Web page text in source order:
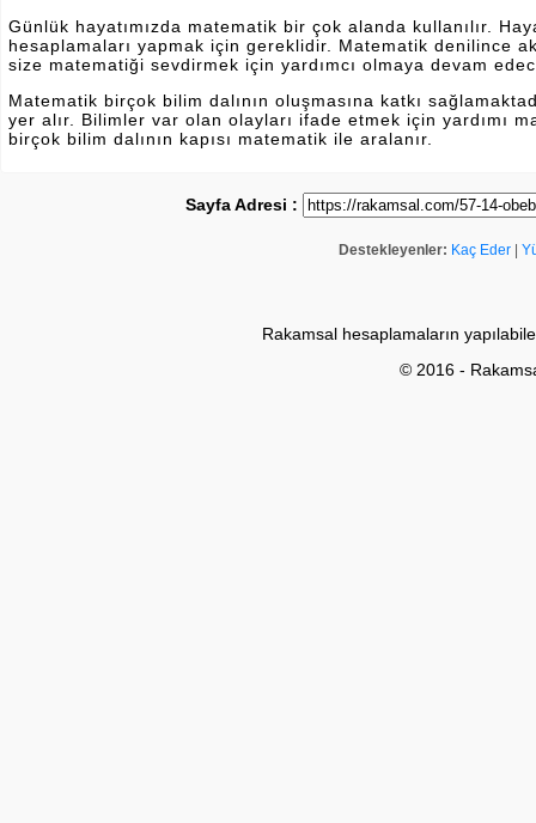
Günlük hayatımızda matematik bir çok alanda kullanılır.
hesaplamaları yapmak için gereklidir. Matematik denilince
size matematiği sevdirmek için yardımcı olmaya devam
Matematik birçok bilim dalının oluşmasına katkı
yer alır. Bilimler var olan olayları ifade etmek için yardımı
birçok bilim dalının kapısı matematik ile aralanır.
Sayfa Adresi :
Destekleyenler: Kaç Eder
Rakamsal hesaplamaların
© 2016 -